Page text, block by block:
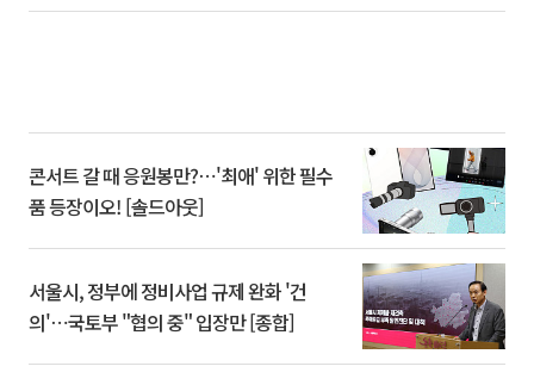
콘서트 갈 때 응원봉만?⋯'최애' 위한 필수
품 등장이오! [솔드아웃]
서울시, 정부에 정비사업 규제 완화 '건
의'⋯국토부 "협의 중" 입장만 [종합]